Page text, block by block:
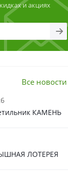
и акциях
Все новости
КАМЕНЬ
ЛОТЕРЕЯ